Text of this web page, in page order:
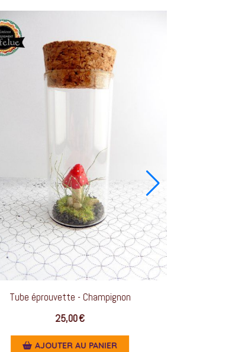
Tube éprouvette - Champignon
AJOUTER AU PANIER